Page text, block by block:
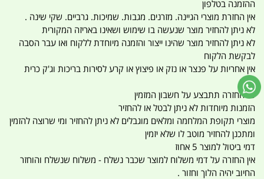
ההזמנה בטלפון
אין החזרת מוצרי הגיינה. מזרנים. מגבות. שמיכות. גרביים. שקי שינה .
לא ניתן להחזיר מוצר שנעשה בו שימוש ושאינו באריזה המקורית
לא ניתן להחזיר מוצר שהינו ייצור והזמנה מיוחדת ללקוח ואו עבר הסבה
לבקשת הלקוח
אין אחריות על פנצר או נזק או פיצוץ או קרע לסירות בריכות וג'ק כרית
אוויר
כל החזרה תתבצע על חשבון המזמין
הזמנות מיוחדות לא ניתן לבטל או להחזיר
מוצרי תקופת המלחמה ומלאים מוגבלים לא ניתן להחזיר ומי שרוצה להזמין
ומתכנן להחזיר מוטב לו שלא יזמין
דמי ביטול למוצר 5 אחוז
אין החזרה על דמי משלוח למוצר שכבר נשלח - משלוח שנשלח והוחזר
החיוב יהיה הלוך וחזור .